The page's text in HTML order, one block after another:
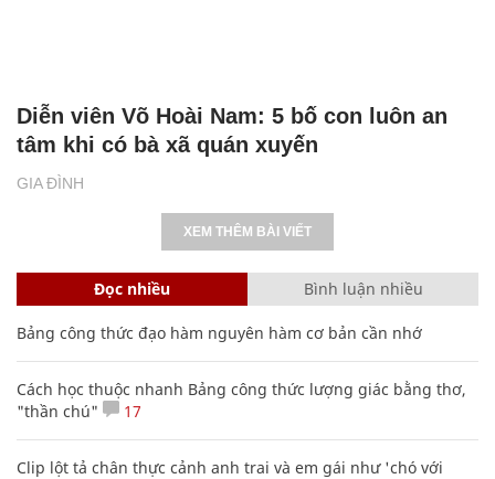
GIA ĐÌNH
Diễn viên Võ Hoài Nam: 5 bố con luôn an
tâm khi có bà xã quán xuyến
XEM THÊM BÀI VIẾT
Đọc nhiều Bình luận nhiều
Bảng công thức đạo hàm nguyên hàm cơ bản cần nhớ
Cách học thuộc nhanh Bảng công thức lượng giác bằng thơ,
"thần chú"
17
Clip lột tả chân thực cảnh anh trai và em gái như 'chó với